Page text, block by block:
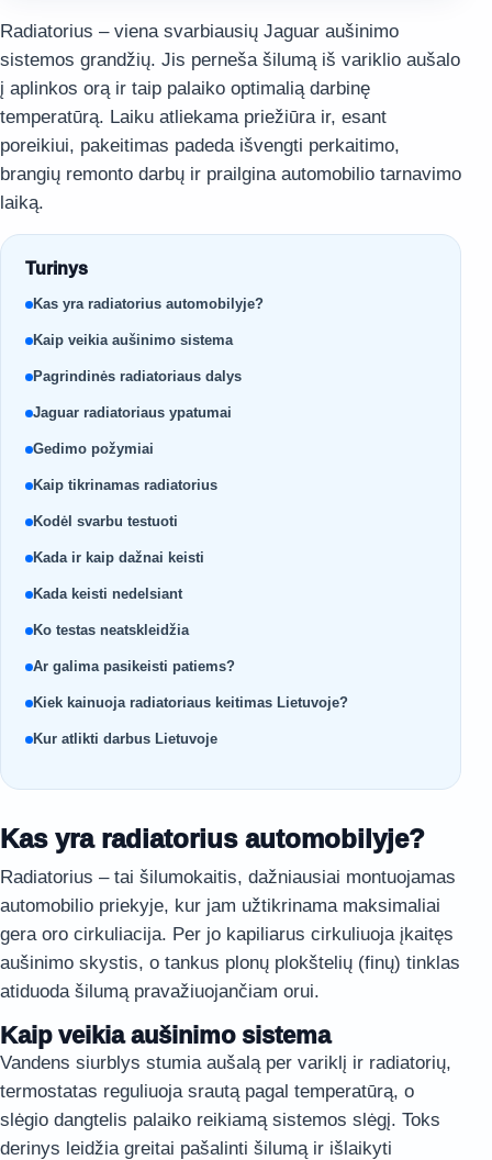
Radiatorius – viena svarbiausių Jaguar aušinimo
sistemos grandžių. Jis perneša šilumą iš variklio aušalo
į aplinkos orą ir taip palaiko optimalią darbinę
temperatūrą. Laiku atliekama priežiūra ir, esant
poreikiui, pakeitimas padeda išvengti perkaitimo,
brangių remonto darbų ir prailgina automobilio tarnavimo
laiką.
Turinys
Kas yra radiatorius automobilyje?
Kaip veikia aušinimo sistema
Pagrindinės radiatoriaus dalys
Jaguar radiatoriaus ypatumai
Gedimo požymiai
Kaip tikrinamas radiatorius
Kodėl svarbu testuoti
Kada ir kaip dažnai keisti
Kada keisti nedelsiant
Ko testas neatskleidžia
Ar galima pasikeisti patiems?
Kiek kainuoja radiatoriaus keitimas Lietuvoje?
Kur atlikti darbus Lietuvoje
Kas yra radiatorius automobilyje?
Radiatorius – tai šilumokaitis, dažniausiai montuojamas
automobilio priekyje, kur jam užtikrinama maksimaliai
gera oro cirkuliacija. Per jo kapiliarus cirkuliuoja įkaitęs
aušinimo skystis, o tankus plonų plokštelių (finų) tinklas
atiduoda šilumą pravažiuojančiam orui.
Kaip veikia aušinimo sistema
Vandens siurblys stumia aušalą per variklį ir radiatorių,
termostatas reguliuoja srautą pagal temperatūrą, o
slėgio dangtelis palaiko reikiamą sistemos slėgį. Toks
derinys leidžia greitai pašalinti šilumą ir išlaikyti